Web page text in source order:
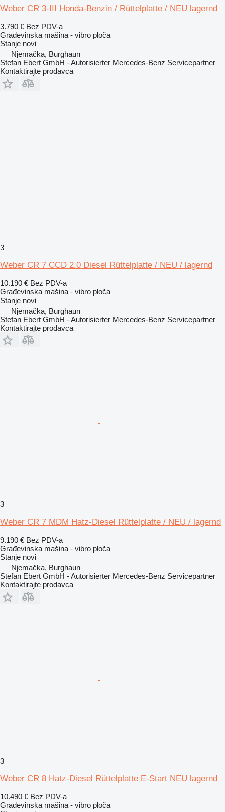
Weber CR 3-III Honda-Benzin / Rüttelplatte / NEU lagernd
3.790 € Bez PDV-a
Građevinska mašina - vibro ploča
Stanje novi
Njemačka, Burghaun
Stefan Ebert GmbH - Autorisierter Mercedes-Benz Servicepartner
Kontaktirajte prodavca
3
Weber CR 7 CCD 2.0 Diesel Rüttelplatte / NEU / lagernd
10.190 € Bez PDV-a
Građevinska mašina - vibro ploča
Stanje novi
Njemačka, Burghaun
Stefan Ebert GmbH - Autorisierter Mercedes-Benz Servicepartner
Kontaktirajte prodavca
3
Weber CR 7 MDM Hatz-Diesel Rüttelplatte / NEU / lagernd
9.190 € Bez PDV-a
Građevinska mašina - vibro ploča
Stanje novi
Njemačka, Burghaun
Stefan Ebert GmbH - Autorisierter Mercedes-Benz Servicepartner
Kontaktirajte prodavca
3
Weber CR 8 Hatz-Diesel Rüttelplatte E-Start NEU lagernd
10.490 € Bez PDV-a
Građevinska mašina - vibro ploča